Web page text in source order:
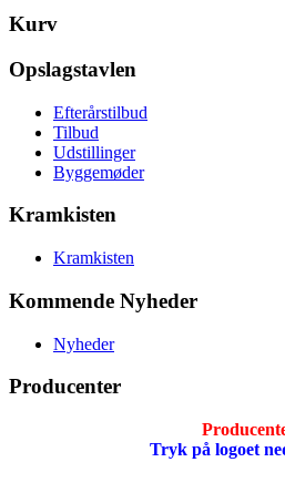
Kurv
Opslagstavlen
Efterårstilbud
Tilbud
Udstillinger
Byggemøder
Kramkisten
Kramkisten
Kommende Nyheder
Nyheder
Producenter
Tryk på logoet